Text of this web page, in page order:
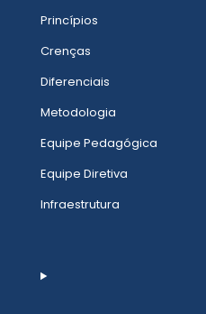
Princípios
Crenças
Diferenciais
Metodologia
Equipe Pedagógica
Equipe Diretiva
Infraestrutura